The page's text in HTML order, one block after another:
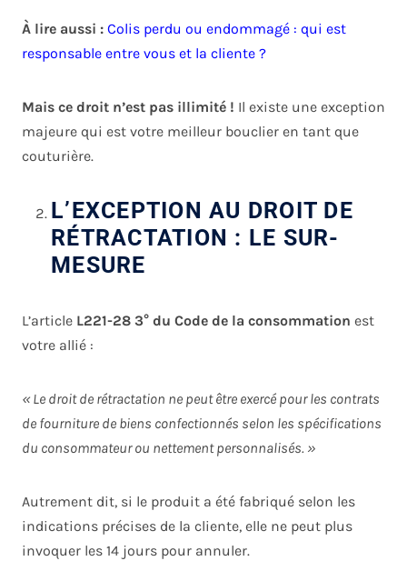
À lire aussi : Colis perdu ou endommagé : qui est
responsable entre vous et la cliente ?
Mais ce droit n’est pas illimité ! Il existe une exception
majeure qui est votre meilleur bouclier en tant que
couturière.
L’EXCEPTION AU DROIT DE
RÉTRACTATION : LE SUR-
MESURE
L’article L221-28 3° du Code de la consommation est
votre allié :
« Le droit de rétractation ne peut être exercé pour les contrats
de fourniture de biens confectionnés selon les spécifications
du consommateur ou nettement personnalisés. »
Autrement dit, si le produit a été fabriqué selon les
indications précises de la cliente, elle ne peut plus
invoquer les 14 jours pour annuler.